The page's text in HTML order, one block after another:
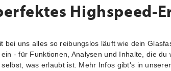
Highspeed-
bei uns alles so reibungslos läuft wie dein
- für Funktionen, Analysen und Inhalte, die du
was erlaubt ist. Mehr Infos gibt's in unserer